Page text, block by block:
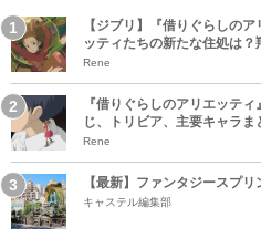
【ジブリ】『借りぐらしの
ッティたちの新たな住処は？
Rene
『借りぐらしのアリエッテ
じ、トリビア、主要キャラま
Rene
【最新】ファンタジースプ
キャステル編集部